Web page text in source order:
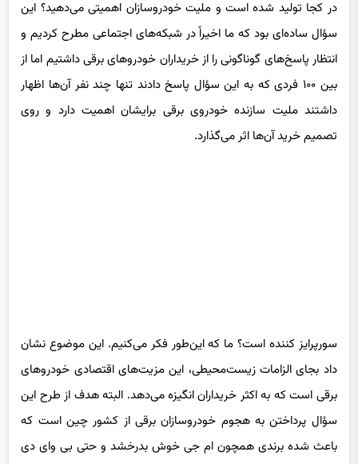
سؤال ساده‌ای بود که ما اخیراً در شبکه‌های اجتماعی مطرح کردیم و
انتظار پاسخ‌های گوناگونی را از خریداران خودروهای برقی داشتیم اما از
بین ۱۰۰ فردی که به این سؤال پاسخ دادند تنها چند نفر آن‌ها اظهار
داشتند ملیت سازنده خودروی برقی برایشان اهمیت دارد و روی
تصمیم خرید آن‌ها اثر می‌گذارد.
داد بجای الزامات زیست‌محیطی، این مزیت‌های اقتصادی خودروهای
برقی است که به اکثر خریداران انگیزه می‌دهد. البته هدف از طرح این
سؤال پرداختن به هجوم خودروسازان برقی از کشور چین است که
باعث شده برندی همچون ام جی خوش بدرخشد و حتی بی وای دی
به بزرگ‌ترین فروشنده خودروهای بدون آلایندگی تبدیل شود. البته